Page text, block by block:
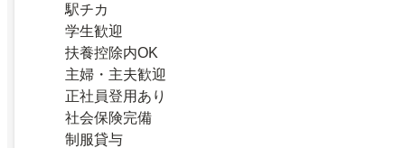
駅チカ
学生歓迎
扶養控除内OK
主婦・主夫歓迎
正社員登用あり
社会保険完備
制服貸与